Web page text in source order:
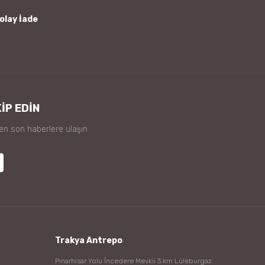
İade
EDİN
son haberlere ulaşın
Trakya Antrepo
Pınarhisar Yolu İncedere Mevkii 3.km Lüleburgaz